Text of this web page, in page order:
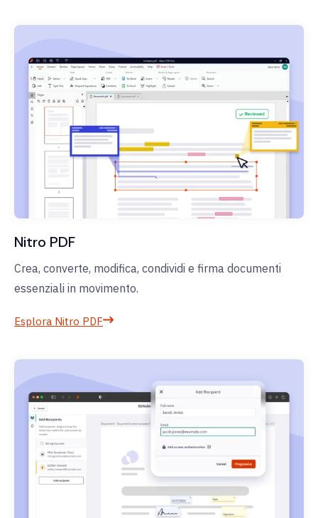
Nitro PDF
Crea, converte, modifica, condividi e firma documenti
essenziali in movimento.
Esplora Nitro PDF